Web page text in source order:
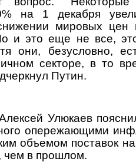
на 1 декабря
мировых цен
и это еще не все,
они, безусловно,
секторе, в то
Путин.
Улюкаев
опережающими
объемом поставок
чем в прошлом.